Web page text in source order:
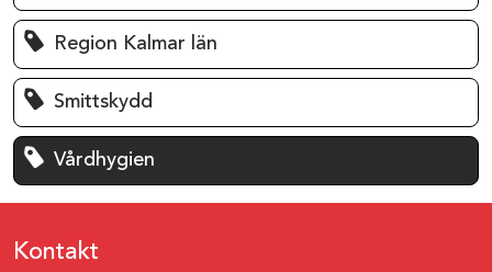
Region Kalmar län
Smittskydd
Vårdhygien
Kontakt